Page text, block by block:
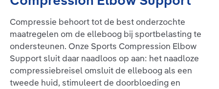
Compressie behoort tot de best onderzochte
maatregelen om de elleboog bij sportbelasting te
ondersteunen. Onze Sports Compression Elbow
Support sluit daar naadloos op aan: het naadloze
compressiebreisel omsluit de elleboog als een
tweede huid, stimuleert de doorbloeding en